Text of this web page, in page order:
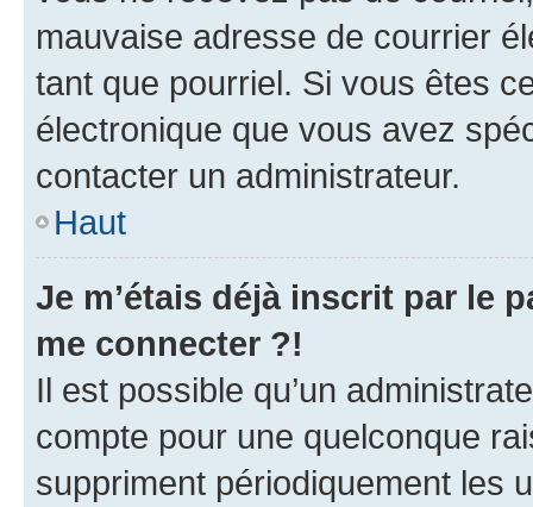
mauvaise adresse de courrier
tant que pourriel. Si vous êtes
électronique que vous avez
contacter un administrateur.
Haut
Je m’étais déjà inscrit par le
me connecter ?!
Il est possible qu’un
compte pour une quelconque
suppriment périodiquement les